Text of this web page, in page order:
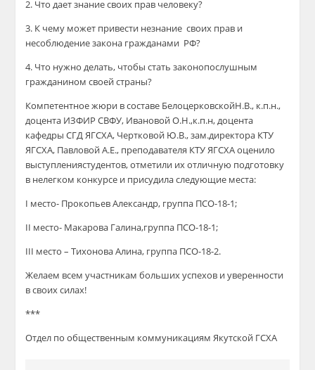
2. Что дает знание своих прав человеку?
3. К чему может привести незнание своих прав и
несоблюдение закона гражданами РФ?
4. Что нужно делать, чтобы стать законопослушным
гражданином своей страны?
Компетентное жюри в составе БелоцерковскойН.В., к.п.н.,
доцента ИЗФИР СВФУ, ИвановойО.Н.,к.п.н, доцента
кафедры СГД ЯГСХА, Чертковой Ю.В., зам.директора КТУ
ЯГСХА, ПавловойА.Е., преподавателя КТУ ЯГСХАоценило
выступлениястудентов, отметили ихотличную подготовку
в нелегком конкурсе и присудила следующие места:
I место- ПрокопьевАлександр, группа ПСО-18-1;
II место- Макарова Галина,группа ПСО-18-1;
III место – Тихонова Алина, группа ПСО-18-2.
Желаем всем участникамбольших успехов и уверенности
в своих силах!
***
Отдел по общественным коммуникациямЯкутской ГСХА